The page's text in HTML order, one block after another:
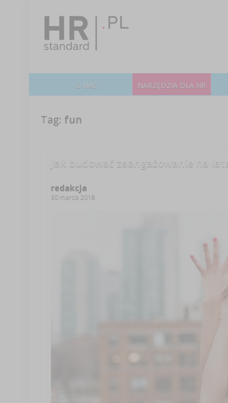
O NAS NARZĘDZIA DLA HR
Tag: fun
Jak budować zaangażowanie na
redakcja
30 marca 2018